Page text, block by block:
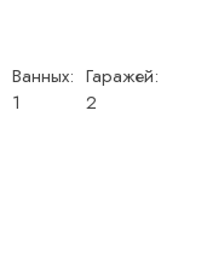
Ванных:
1
Гаражей:
2